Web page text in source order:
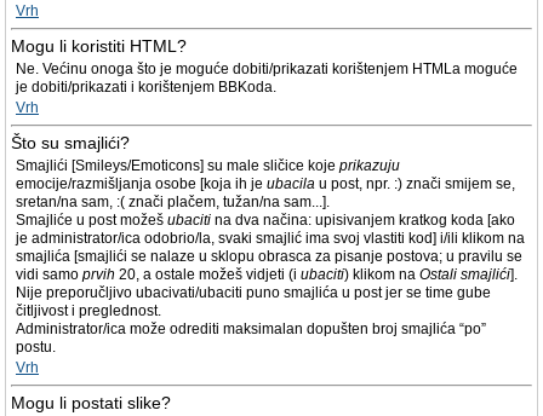
Vrh
Mogu li koristiti HTML?
Ne. Većinu onoga što je moguće dobiti/prikazati korištenjem HTMLa moguće
je dobiti/prikazati i korištenjem BBKoda.
Vrh
Što su smajlići?
Smajlići [Smileys/Emoticons] su male sličice koje prikazuju
emocije/razmišljanja osobe [koja ih je ubacila u post, npr. :) znači smijem se,
sretan/na sam, :( znači plačem, tužan/na sam...].
Smajliće u post možeš ubaciti na dva načina: upisivanjem kratkog koda [ako
je administrator/ica odobrio/la, svaki smajlić ima svoj vlastiti kod] i/ili klikom na
smajlića [smajlići se nalaze u sklopu obrasca za pisanje postova; u pravilu se
vidi samo prvih 20, a ostale možeš vidjeti (i ubaciti) klikom na Ostali smajlići].
Nije preporučljivo ubacivati/ubaciti puno smajlića u post jer se time gube
čitljivost i preglednost.
Administrator/ica može odrediti maksimalan dopušten broj smajlića “po”
postu.
Vrh
Mogu li postati slike?